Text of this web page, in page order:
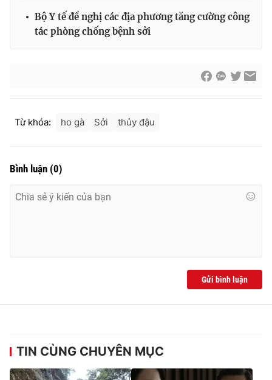
Bộ Y tế đề nghị các địa phương tăng cường công
tác phòng chống bệnh sởi
Từ khóa: ho gà Sởi thủy đậu
Bình luận (0)
Gửi bình luận
TIN CÙNG CHUYÊN MỤC